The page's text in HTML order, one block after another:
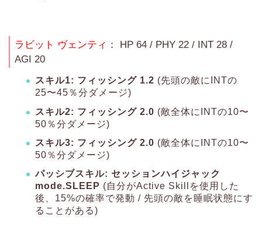
ラビット ヴェンティ ： HP 64 / PHY 22 / INT 28 /
AGI 20
スキル1: フィッシング 1.2 (先頭の敵にINTの
25〜45％分ダメージ)
スキル2: フィッシング 2.0 (敵全体にINTの10〜
50％分ダメージ)
スキル3: フィッシング 2.0 (敵全体にINTの10〜
50％分ダメージ)
パッシブスキル: セッションハイジャック
mode.SLEEP (自分がActive Skillを使用した
後、15%の確率で発動 / 先頭の敵を睡眠状態にす
ることがある)